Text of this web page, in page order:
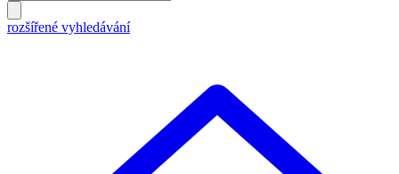
rozšířené vyhledávání